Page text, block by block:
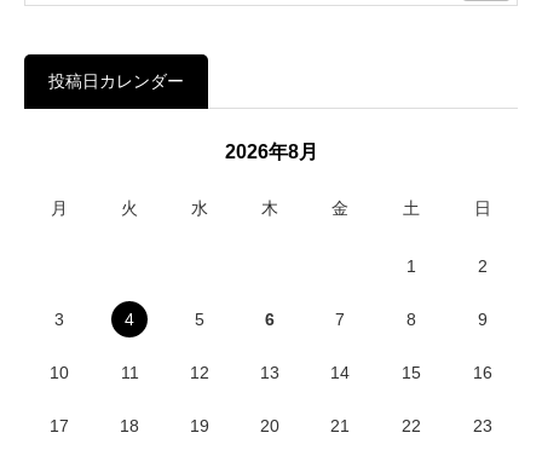
投稿日カレンダー
2026年8月
月 火 水 木 金 土 日
1 2
3 4 5 6 7 8 9
10 11 12 13 14 15 16
17 18 19 20 21 22 23